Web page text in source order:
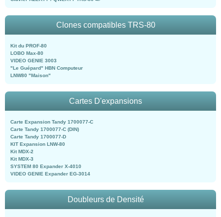
Clones compatibles TRS-80
Kit du PROF-80
LOBO Max-80
VIDEO GENIE 3003
"Le Guépard" HBN Computeur
LNW80 "Maison"
Cartes D'expansions
Carte Expansion Tandy 1700077-C
Carte Tandy 1700077-C (DIN)
Carte Tandy 1700077-D
KIT Expansion LNW-80
Kit MDX-2
Kit MDX-3
SYSTEM 80 Expander X-4010
VIDEO GENIE Expander EG-3014
Doubleurs de Densité